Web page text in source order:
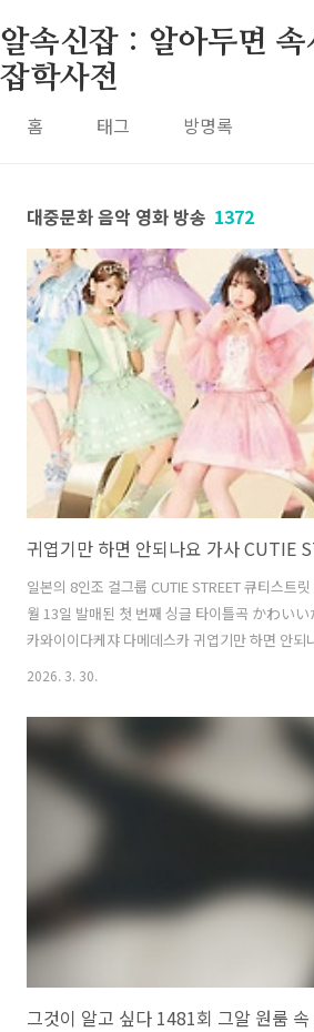
알속신잡 : 알아두면
잡학사전
홈 태그 방명록
대중문화 음악 영화 방송 1372
일본의 8인조 걸그룹 CUTIE STREET 큐티스트
월 13일 발매된 첫 번째 싱글 타이틀곡 かわい
카와이이다케쟈 다메데스카 귀엽기만 하면 안되
하면 안되나요 가사 CUTIE STREET 큐티스트릿
니다. 아~~~그리고 이웃님 중에 DJ 제이팝 님이
하셨어요.일본 대중음악 J-POP의 최신 소식과
전문 블로그로 새로운 즐거움을 선사할 예정이라
이웃 부탁드려요
^^https://m.blog.naver.com/glsaem_hero/
2026. 3. 30.